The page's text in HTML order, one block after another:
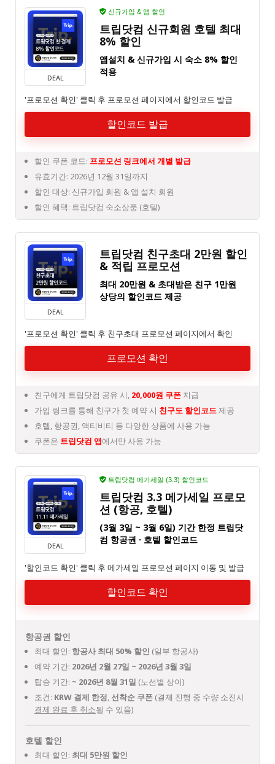
DEAL
신규가입 & 앱 할인
트립닷컴 신규회원 호텔 최대
8% 할인
앱설치 & 신규가입 시 숙소 8% 할인
적용
'프로모션 확인' 클릭 후 프로모션 페이지에서 할인코드 발급
할인코드 발급
할인 쿠폰 코드: 프로모션 링크에서 개별 발급
유효기간: 2026년 12월 31일까지
할인 대상: 신규가입 회원 & 앱 설치 회원
할인 혜택: 트립닷컴 숙소상품 (호텔)
DEAL
트립닷컴 친구초대 2만원 할인
& 적립 프로모션
최대 20만원 & 초대받은 친구 1만원
상당의 할인코드 제공
'프로모션 확인' 클릭 후 친구초대 프로모션 페이지에서 확인
프로모션 확인
친구에게 트립닷컴 공유 시, 20,000원 쿠폰 지급
가입 링크를 통해 친구가 첫 예약 시 친구도 할인코드 제공
호텔, 항공권, 액티비티 등 다양한 상품에 사용 가능
쿠폰은 트립닷컴 앱에서만 사용 가능
DEAL
트립닷컴 메가세일 (3.3) 할인코드
트립닷컴 3.3 메가세일 프로모
션 (항공, 호텔)
(3월 3일 ~ 3월 6일) 기간 한정 트립닷
컴 항공권 · 호텔 할인코드
'할인코드 확인' 클릭 후 메가세일 프로모션 페이지 이동 및 발급
할인코드 확인
항공권 할인
최대 할인: 항공사 최대 50% 할인 (일부 항공사)
예약 기간: 2026년 2월 27일 ~ 2026년 3월 3일
탑승 기간: ~ 2026년 8월 31일 (노선별 상이)
조건: KRW 결제 한정 선착순 쿠폰 (결제 진행 중 수량 소진시
결제 완료 후 취소될 수 있음)
호텔 할인
최대 할인: 최대 5만원 할인